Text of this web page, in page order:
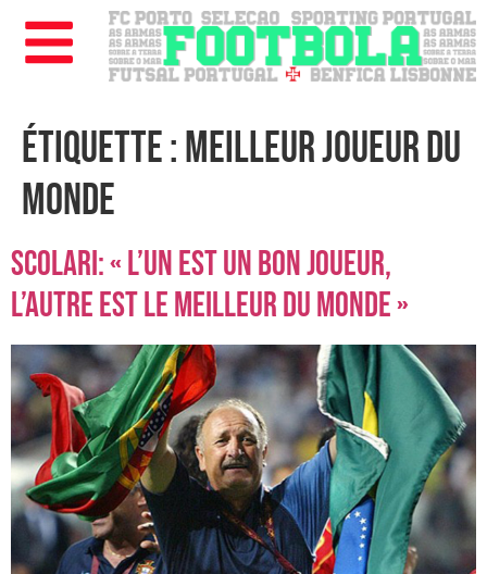
Étiquette :meilleur joueur du
monde
Scolari: « l’un est un bon joueur,
l’autre est le meilleur du monde »